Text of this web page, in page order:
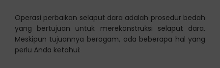
Operasi perbaikan selaput dara adalah prosedur bedah
yang bertujuan untuk merekonstruksi selaput dara.
Meskipun tujuannya beragam, ada beberapa hal yang
perlu Anda ketahui: